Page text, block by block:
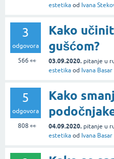
estetika od Ivana
3
odgovora
566 👀
Kako
gušćom?
03.09.2020. pitanje u
estetika od Ivana Basar
5
odgovora
808 👀
Kako
04.09.2020. pitanje u
estetika od Ivana Basar